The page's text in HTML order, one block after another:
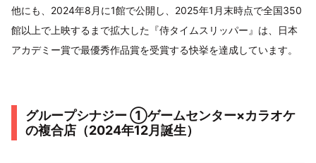
他にも、2024年8月に1館で公開し、2025年1月末時点で全国350
館以上で上映するまで拡大した『侍タイムスリッパー』は、日本
アカデミー賞で最優秀作品賞を受賞する快挙を達成しています。
グループシナジー ①ゲームセンター×カラオケ
の複合店（2024年12月誕生）